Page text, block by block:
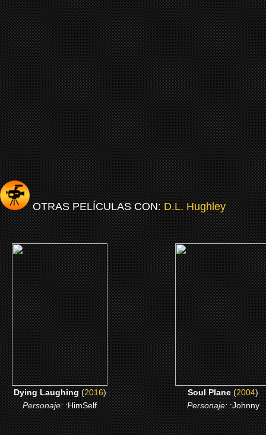
OTRAS PELÍCULAS CON:D.L. Hughley
(2016)
Dying Laughing
CLICK ME
Dying Laughing(2016)
Personaje::HimSelf
(2004)
Soul Plane
CLICK ME
Soul Plane(2004)
Personaje::Johnny